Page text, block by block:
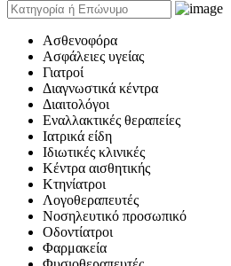
Ασθενοφόρα
Ασφάλειες υγείας
Γιατροί
Διαγνωστικά κέντρα
Διαιτολόγοι
Εναλλακτικές θεραπείες
Ιατρικά είδη
Ιδιωτικές κλινικές
Κέντρα αισθητικής
Κτηνίατροι
Λογοθεραπευτές
Νοσηλευτικό προσωπικό
Οδοντίατροι
Φαρμακεία